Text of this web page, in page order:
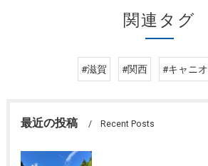
関連タグ
#滋賀 #関西 #キャニ
最近の投稿 Recent Posts